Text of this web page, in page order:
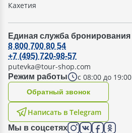
Кахетия
Единая служба бронирования
Режим работы с 08:00 до 19:00
8 800 700 80 54
+7 (495) 720-98-57
putevka@tour-shop.com
Написать в Telegram
Oбратный звонок
Мы в соцсетях